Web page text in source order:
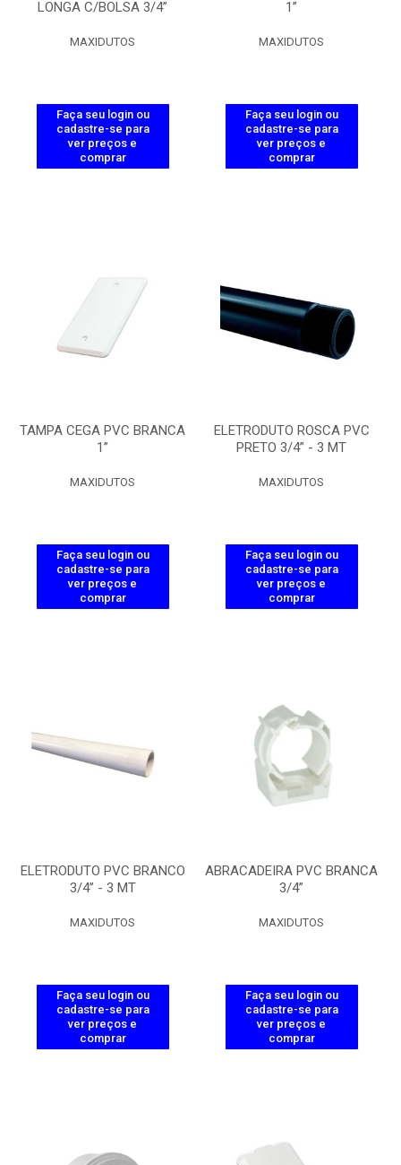
LONGA C/BOLSA 3/4”
MAXIDUTOS
Faça seu login ou
cadastre-se para
ver preços e
comprar
1”
MAXIDUTOS
Faça seu login ou
cadastre-se para
ver preços e
comprar
TAMPA CEGA PVC BRANCA
1”
MAXIDUTOS
Faça seu login ou
cadastre-se para
ver preços e
comprar
ELETRODUTO ROSCA PVC
PRETO 3/4” - 3 MT
MAXIDUTOS
Faça seu login ou
cadastre-se para
ver preços e
comprar
ELETRODUTO PVC BRANCO
3/4” - 3 MT
MAXIDUTOS
Faça seu login ou
cadastre-se para
ver preços e
comprar
ABRACADEIRA PVC BRANCA
3/4”
MAXIDUTOS
Faça seu login ou
cadastre-se para
ver preços e
comprar